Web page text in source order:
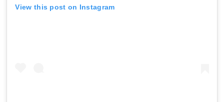
View this post on Instagram